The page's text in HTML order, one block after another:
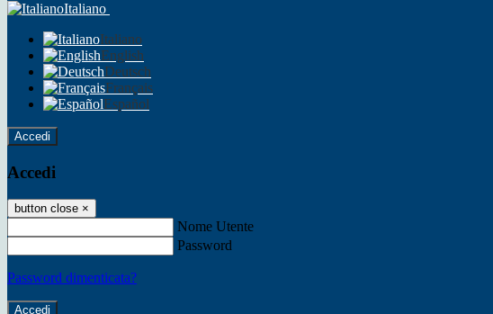
Italiano
Italiano
English
Deutsch
Français
Español
Accedi
Accedi
button close ×
Nome Utente
Password
Password dimenticata?